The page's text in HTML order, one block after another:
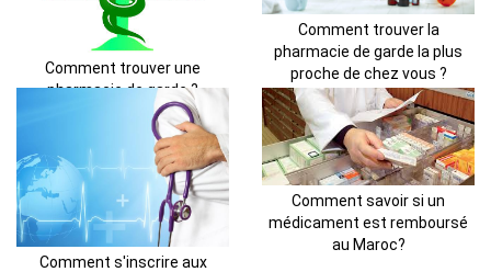
Comment trouver une
pharmacie de garde ?
Comment trouver la
pharmacie de garde la plus
proche de chez vous ?
Comment s'inscrire aux
Comment savoir si un
médicament est remboursé
au Maroc?